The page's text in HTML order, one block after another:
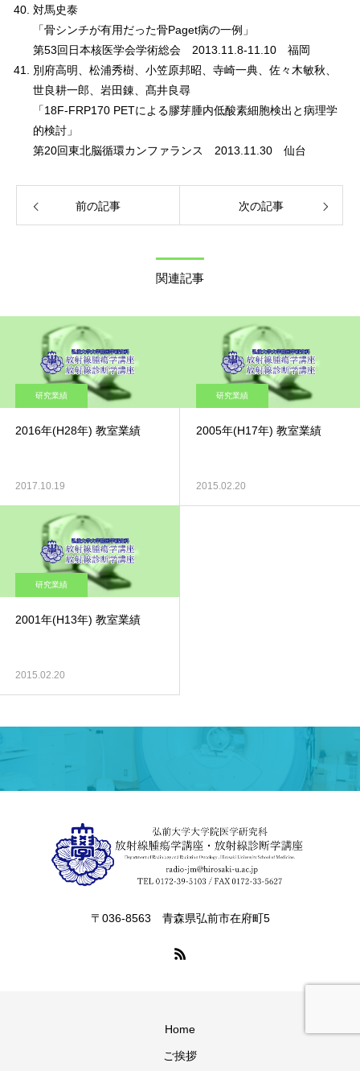
対馬史泰
「骨シンチが有用だった骨Paget病の一例」
第53回日本核医学会学術総会 2013.11.8-11.10 福岡
別府高明、松浦秀樹、小笠原邦昭、寺崎一典、佐々木敏秋、
世良耕一郎、岩田錬、髙井良尋
「18F-FRP170 PETによる膠芽腫内低酸素細胞検出と病理学
的検討」
第20回東北脳循環カンファランス 2013.11.30 仙台
前の記事 次の記事
関連記事
研究業績
2016年(H28年) 教室業績
2017.10.19
研究業績
2005年(H17年) 教室業績
2015.02.20
研究業績
2001年(H13年) 教室業績
2015.02.20
〒036-8563 青森県弘前市在府町5
Home
ご挨拶